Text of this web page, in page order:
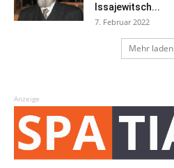
Issajewitsch...
7. Februar 2022
Mehr laden
Anzeige